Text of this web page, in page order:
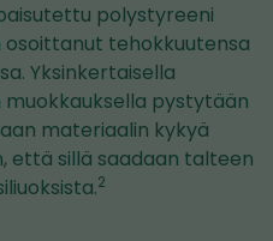
polystyreeni
osoittanut tehokkuutensa
Yksinkertaisella
pystytään
materiaalin kykyä
että sillä saadaan talteen
2